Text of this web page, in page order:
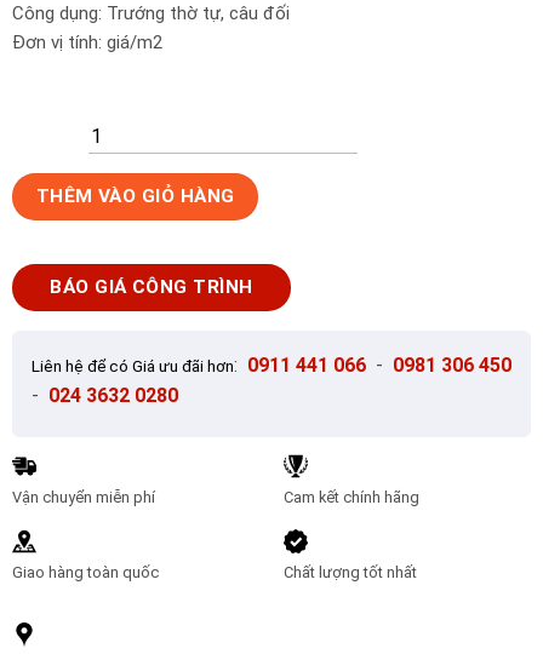
Công dụng: Trướng thờ tự, câu đối
Đơn vị tính: giá/m2
Gạch
tranh
trang
trí
lượng
THÊM VÀO GIỎ HÀNG
BÁO GIÁ CÔNG TRÌNH
Liên hệ để có Giá ưu đãi hơn: 0911 441 066 - 0981 306 450
- 024 3632 0280
Vận chuyển miễn phí
Giao hàng toàn quốc
Cam kết chính hãng
Chất lượng tốt nhất